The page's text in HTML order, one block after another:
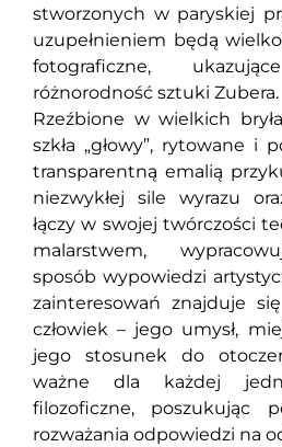
stworzonych w paryskiej
uzupełnieniem będą
fotograficzne,
różnorodność sztuki Zubera.
Rzeźbione w wielkich
szkła „głowy”, rytowane i
transparentną emalią
niezwykłej sile wyrazu
łączy w swojej twórczości
malarstwem,
sposób wypowiedzi
zainteresowań znajduje
człowiek – jego umysł,
jego stosunek do
ważne dla każdej
filozoficzne, poszukując
rozważania odpowiedzi na